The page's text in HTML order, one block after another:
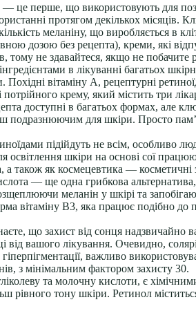
— це перше, що використовують для
протягом декількох місяців.
меланіну, що виробляється в
дозою без рецепта), креми, які
не здавайтеся, якщо не побачите
в лікуванні багатьох
вітаміну А, рецептурні
крему, який містить три
доступні в багатьох формах, але
для шкіри. Просто
підійдуть не всім, особливо
освітлення шкіри на основі сої
а також як космецевтика —
— ще одна грибкова
меланін у шкірі та
вітаміну B3, яка працює подібно до
що захист від сонця
від вашого лікування. Очевидно,
важливо
з мінімальним фактором захисту 30.
та молочну кислоти, є
тону шкіри. Ретинол